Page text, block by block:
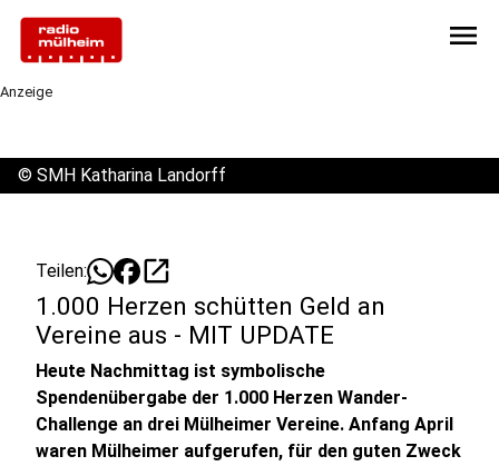
menu
Anzeige
© SMH Katharina Landorff
Teilen: open_in_new
1.000 Herzen schütten Geld an
Vereine aus - MIT UPDATE
Heute Nachmittag ist symbolische
Spendenübergabe der 1.000 Herzen Wander-
Challenge an drei Mülheimer Vereine. Anfang April
waren Mülheimer aufgerufen, für den guten Zweck